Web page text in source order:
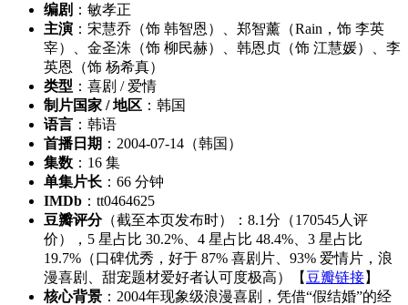
编剧 ：敏孝正
主演 ：宋慧乔（饰 韩智恩）、郑智薰（Rain，饰 李英
宰）、金圣洙（饰 柳民赫）、韩恩贞（饰 江慧媛）、李
英恩（饰 杨希真）
类型 ：喜剧 / 爱情
制片国家 / 地区 ：韩国
语言 ：韩语
首播日期 ：2004-07-14（韩国）
集数 ：16 集
单集片长 ：66 分钟
IMDb ：tt0464625
豆瓣评分（截至本页发布时）：8.1分（170545人评
价），5 星占比 30.2%、4 星占比 48.4%、3 星占比
19.7%（口碑优秀，好于 87% 喜剧片、93% 爱情片，浪
漫喜剧、甜宠题材爱好者认可度极高）【 豆瓣链接】
核心背景 ：2004年现象级浪漫喜剧，凭借“假结婚”的经